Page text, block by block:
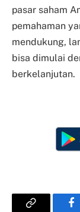
pasar saham
pemahaman
mendukung,
bisa dimulai
berkelanjutan.